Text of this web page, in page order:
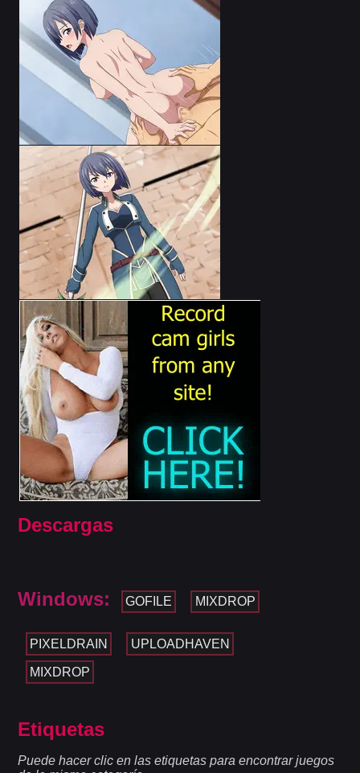
Descargas
Windows: GOFILE MIXDROP
PIXELDRAIN UPLOADHAVEN
MIXDROP
Etiquetas
Puede hacer clic en las etiquetas para encontrar juegos